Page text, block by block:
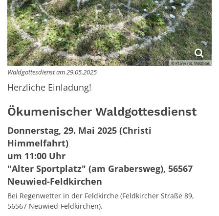
© Pfarrei St. Matthias
Waldgottesdienst am 29.05.2025
Herzliche Einladung!
Ökumenischer Waldgottesdienst
Donnerstag, 29. Mai 2025 (Christi
Himmelfahrt)
um 11:00 Uhr
"Alter Sportplatz" (am Grabersweg), 56567
Neuwied-Feldkirchen
Bei Regenwetter in der Feldkirche (Feldkircher Straße 89,
56567 Neuwied-Feldkirchen).